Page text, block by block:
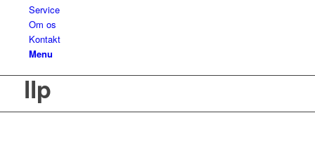
Service
Om os
Kontakt
Menu
llp